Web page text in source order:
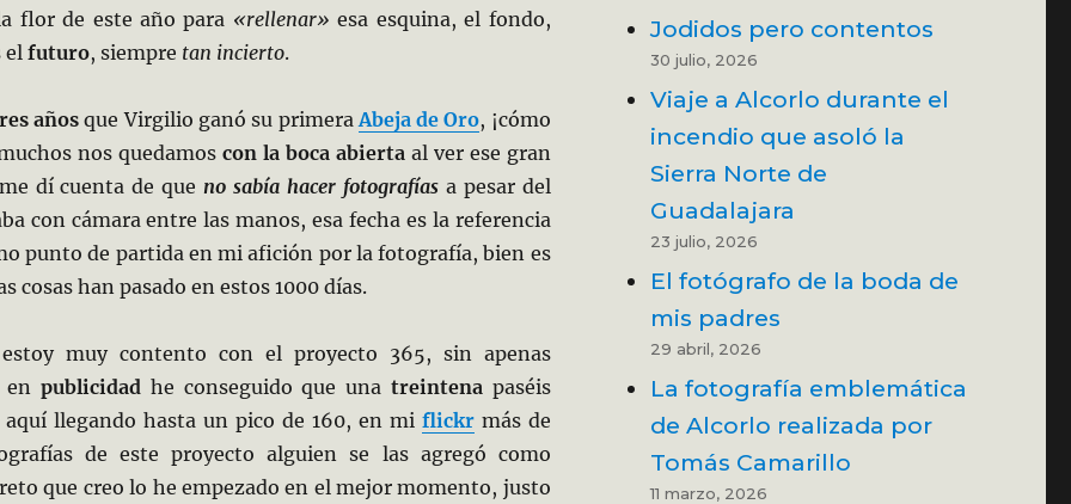
flor de este año para «rellenar» esa esquina, el fondo,
elfuturo, siempre tan incierto.
añosque Virgilio ganó su primeraAbeja de Oro, ¡cómo
nos quedamos con la boca abiertaal ver ese gran
dí cuenta de queno sabía hacer fotografíasa pesar del
con cámara entre las manos, esa fecha es la referencia
punto de partida en mi afición por la fotografía, bien es
cosas han pasado en estos 1000 días.
muy contento con el proyecto 365, sin apenas
enpublicidad he conseguido que una treintenapaséis
llegando hasta un pico de 160, en mi flickrmás de
de este proyecto alguien se las agregó como
que creo lo he empezado en el mejor momento, justo
Jodidos pero contentos
30 julio, 2026
Viaje a Alcorlo durante el
incendio que asoló la
Sierra Norte de
Guadalajara
23 julio, 2026
El fotógrafo de la boda de
mis padres
29 abril, 2026
La fotografía emblemática
de Alcorlo realizada por
Tomás Camarillo
11 marzo, 2026